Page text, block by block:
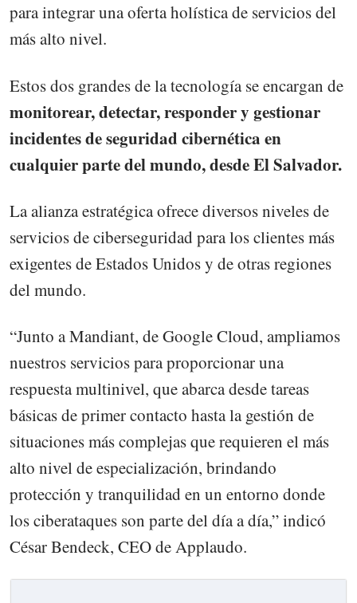
para integrar una oferta holística de servicios del
más alto nivel.
Estos dos grandes de la tecnología se encargan de
monitorear, detectar, responder y gestionar
incidentes de seguridad cibernética en
cualquier parte del mundo, desde El Salvador.
La alianza estratégica ofrece diversos niveles de
servicios de ciberseguridad para los clientes más
exigentes de Estados Unidos y de otras regiones
del mundo.
“Junto a Mandiant, de Google Cloud, ampliamos
nuestros servicios para proporcionar una
respuesta multinivel, que abarca desde tareas
básicas de primer contacto hasta la gestión de
situaciones más complejas que requieren el más
alto nivel de especialización, brindando
protección y tranquilidad en un entorno donde
los ciberataques son parte del día a día,” indicó
César Bendeck, CEO de Applaudo.